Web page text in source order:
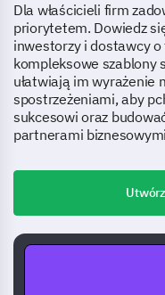
Dla właścicieli firm
priorytetem. Dowiedz
inwestorzy i dostawcy
kompleksowe szablony
ułatwiają im wyrażenie
spostrzeżeniami, aby
sukcesowi oraz
partnerami